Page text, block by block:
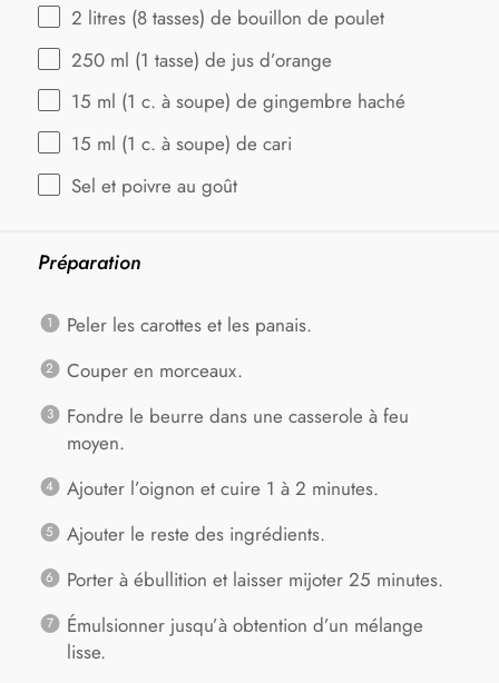
2 litres (8 tasses) de bouillon de poulet
250 ml (1 tasse) de jus d’orange
15 ml (1 c. à soupe) de gingembre haché
15 ml (1 c. à soupe) de cari
Sel et poivre au goût
Préparation
Peler les carottes et les panais.
Couper en morceaux.
Fondre le beurre dans une casserole à feu
moyen.
Ajouter l’oignon et cuire 1 à 2 minutes.
Ajouter le reste des ingrédients.
Porter à ébullition et laisser mijoter 25 minutes.
Émulsionner jusqu’à obtention d’un mélange
lisse.